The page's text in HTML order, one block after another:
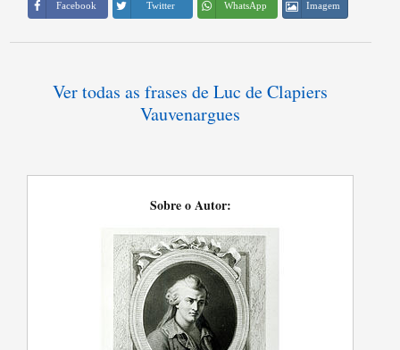
Facebook Twitter WhatsApp Imagem
Ver todas as frases de Luc de Clapiers
Vauvenargues
Sobre o Autor: